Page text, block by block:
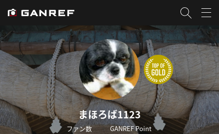
まほろば1123
ファン数 GANREF Point